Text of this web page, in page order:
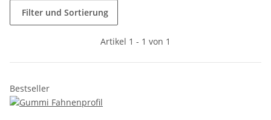
Filter und Sortierung
Artikel 1 - 1 von 1
Bestseller